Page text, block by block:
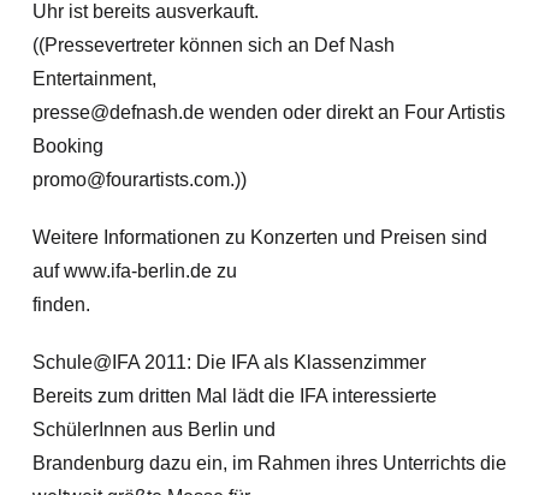
Uhr ist bereits ausverkauft.
((Pressevertreter können sich an Def Nash
Entertainment,
presse@defnash.de wenden oder direkt an Four Artistis
Booking
promo@fourartists.com.))
Weitere Informationen zu Konzerten und Preisen sind
auf www.ifa-berlin.de zu
finden.
Schule@IFA 2011: Die IFA als Klassenzimmer
Bereits zum dritten Mal lädt die IFA interessierte
SchülerInnen aus Berlin und
Brandenburg dazu ein, im Rahmen ihres Unterrichts die